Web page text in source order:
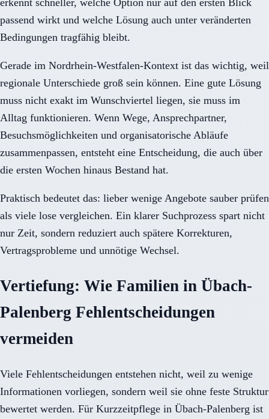
erkennt schneller, welche Option nur auf den ersten Blick
passend wirkt und welche Lösung auch unter veränderten
Bedingungen tragfähig bleibt.
Gerade im Nordrhein-Westfalen-Kontext ist das wichtig, weil
regionale Unterschiede groß sein können. Eine gute Lösung
muss nicht exakt im Wunschviertel liegen, sie muss im
Alltag funktionieren. Wenn Wege, Ansprechpartner,
Besuchsmöglichkeiten und organisatorische Abläufe
zusammenpassen, entsteht eine Entscheidung, die auch über
die ersten Wochen hinaus Bestand hat.
Praktisch bedeutet das: lieber wenige Angebote sauber prüfen
als viele lose vergleichen. Ein klarer Suchprozess spart nicht
nur Zeit, sondern reduziert auch spätere Korrekturen,
Vertragsprobleme und unnötige Wechsel.
Vertiefung: Wie Familien in Übach-
Palenberg Fehlentscheidungen
vermeiden
Viele Fehlentscheidungen entstehen nicht, weil zu wenige
Informationen vorliegen, sondern weil sie ohne feste Struktur
bewertet werden. Für Kurzzeitpflege in Übach-Palenberg ist